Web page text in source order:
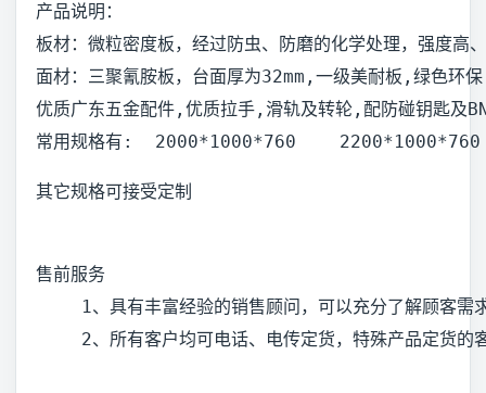
产品说明：
板材：微粒密度板，经过防虫、防磨的化学处理，强度高
面材：三聚氰胺板，台面厚为32mm,一级美耐板,绿色环
优质广东五金配件,优质拉手,滑轨及转轮,配防碰钥匙及
常用规格有:  2000*1000*760
其它规格可接受定制
售前服务
1、具有丰富经验的销售顾问，可以充分了解顾客需
2、所有客户均可电话、电传定货，特殊产品定货的客